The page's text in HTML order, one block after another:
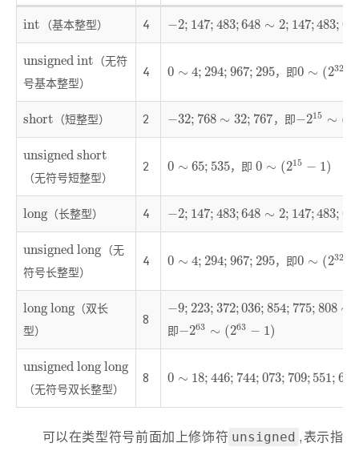
int
int （基本整型） 4 −2; 147; 483;648 ∼ 2; 147;483;
−2;147;483;648∼2 147;483;647
unsigned int
unsigned int
（无符
号基本整型）
4 0 ∼ 4; 294; 967; 295
0 ∼4 ;294;967;295 ，即0 ∼ (232
0 ∼( 232−
short
short （短整型） 2 −32; 768 ∼ 32; 767
−32;768∼32;767 ，即−215 ∼ (
−215 ∼(2
unsigned short
unsigned short
（无符号短整型）
2 0 ∼ 65; 535
0 ∼65;535 ，即0 ∼ (215 − 1)
0 ∼( 215− 1)
long
long （长整型） 4 −2; 147; 483;648 ∼ 2; 147;483;
−2;147;483;648∼2 147;483;647
unsigned long
unsigned long
（无
符号长整型）
4 0 ∼ 4; 294; 967; 295
0 ∼4 ;294;967;295 ，即0 ∼ (232
0 ∼( 232−
long long
long long （双长
型）
8
−9; 223; 372;036; 854; 775; 808 ∼
−9;223;372;036;854;775;808∼
即−263 ∼ (263 − 1)
−263 ∼( 263− 1)
unsigned long long
unsigned long long
（无符号双长整型）
8 0 ∼ 18; 446; 744; 073; 709; 551; 615
0 ∼18;446;744;073;709;551;615
可以在类型符号前面加上修饰符 unsigned ,表示指